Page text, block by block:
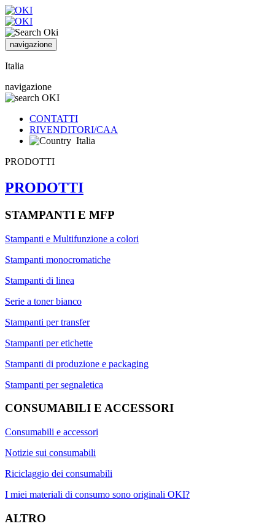
navigazione
Italia
navigazione
CONTATTI
RIVENDITORI/CAA
Italia
PRODOTTI
PRODOTTI
STAMPANTI E MFP
Stampanti e Multifunzione a colori
Stampanti monocromatiche
Stampanti di linea
Serie a toner bianco
Stampanti per transfer
Stampanti per etichette
Stampanti di produzione e packaging
Stampanti per segnaletica
CONSUMABILI E ACCESSORI
Consumabili e accessori
Notizie sui consumabili
Riciclaggio dei consumabili
I miei materiali di consumo sono originali OKI?
ALTRO